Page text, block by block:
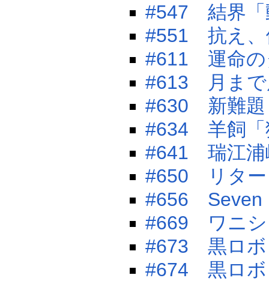
#547 結界「
#551 抗え、
#611 運命の
#613 月まで
#630 新難題
#634 羊飼「
#641 瑞江浦
#650 リター
#656 Seven
#669 ワニシ
#673 黒ロボ
#674 黒ロボ